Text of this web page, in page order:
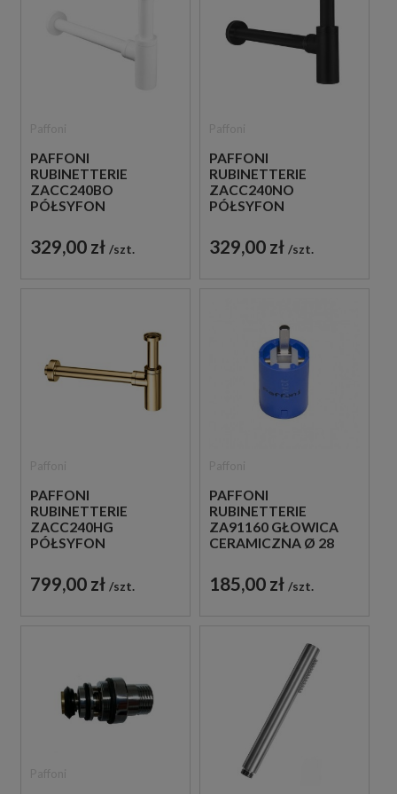
PAFFONI
RUBINETTERIE
ZACC240BO
PÓŁSYFON
METALOWY BIAŁY
329,00 zł szt.
PAFFONI
RUBINETTERIE
ZACC240NO
PÓŁSYFON
METALOWY CZARNY
329,00 zł szt.
PAFFONI
RUBINETTERIE
ZACC240HG
PÓŁSYFON
METALOWY ZŁOTY
799,00 zł szt.
PAFFONI
RUBINETTERIE
ZA91160 GŁOWICA
CERAMICZNA Ø 28
185,00 zł szt.